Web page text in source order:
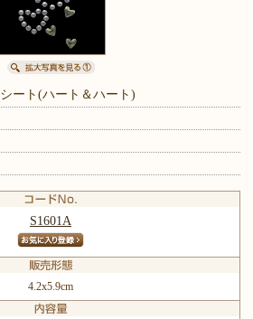
ート(ハート＆ハート)
S1601A
4.2x5.9cm